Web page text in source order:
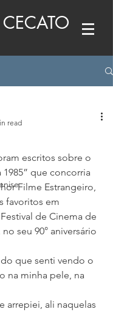
read
escritos sobre o
que concorria
Filme Estrangeiro,
favoritos em
de Cinema de
no seu 90° aniversário
que senti vendo o
na minha pele, na
arrepiei, ali naquelas